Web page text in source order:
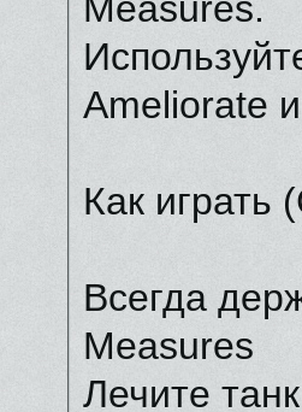
Ameliorate
Как играть
Всегда
Measures
Лечите